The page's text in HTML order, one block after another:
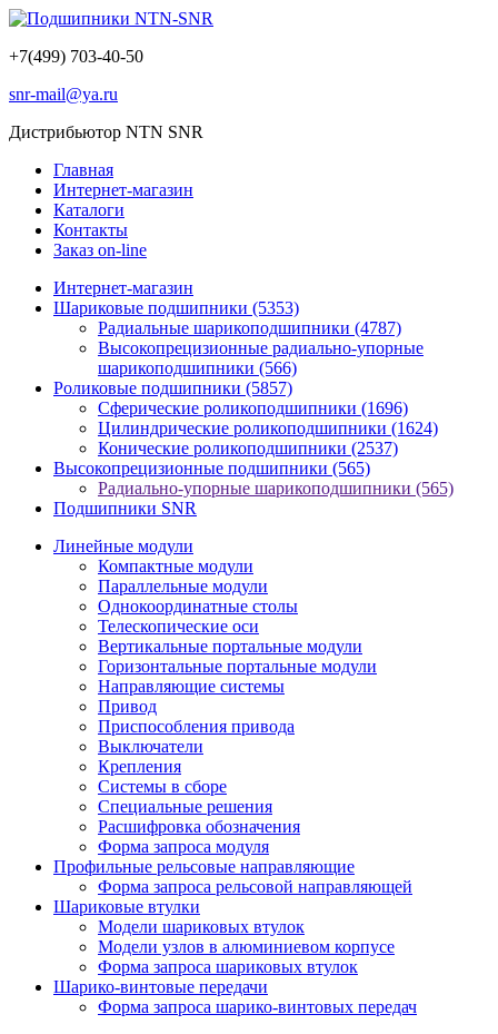
+7(499) 703-40-50
snr-mail@ya.ru
Дистрибьютор NTN SNR
Главная
Интернет-магазин
Каталоги
Контакты
Заказ on-line
Интернет-магазин
Шариковые подшипники (5353)
Радиальные шарикоподшипники (4787)
Высокопрецизионные радиально-упорные
шарикоподшипники (566)
Роликовые подшипники (5857)
Сферические роликоподшипники (1696)
Цилиндрические роликоподшипники (1624)
Конические роликоподшипники (2537)
Высокопрецизионные подшипники (565)
Радиально-упорные шарикоподшипники (565)
Подшипники SNR
Линейные модули
Компактные модули
Параллельные модули
Однокоординатные столы
Телескопические оси
Вертикальные портальные модули
Горизонтальные портальные модули
Направляющие системы
Привод
Приспособления привода
Выключатели
Крепления
Системы в сборе
Специальные решения
Расшифровка обозначения
Форма запроса модуля
Профильные рельсовые направляющие
Форма запроса рельсовой направляющей
Шариковые втулки
Модели шариковых втулок
Модели узлов в алюминиевом корпусе
Форма запроса шариковых втулок
Шарико-винтовые передачи
Форма запроса шарико-винтовых передач